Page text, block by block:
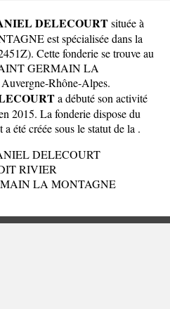
DELECOURTsituée à
est spécialisée dans la
Cette fonderie se trouve au
GERMAIN LA
Rhône-Alpes.
a débuté son activité
2015. La fonderie dispose du
été créée sous le statut de la .
DELECOURT
RIVIER
LA MONTAGNE